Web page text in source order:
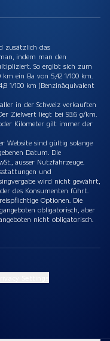
zusätzlich das
indem man den
So ergibt sich zum
ein Ba von 5,42 1/100 km.
1/100 km (Benzinäquivalent
aller in der Schweiz verkauften
Zielwert liegt bei 93.6 g/km.
Kilometer gilt immer der
Website sind gültig solange
Datum. Die
ausser Nutzfahrzeuge.
und
wird nicht gewährt,
des Konsumenten führt.
Optionen. Die
obligatorisch, aber
nicht obligatorisch.